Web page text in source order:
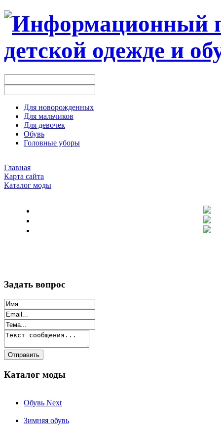
Для новорожденных
Для мальчиков
Для девочек
Обувь
Головные уборы
Главная
Карта сайта
Каталог моды
Задать вопрос
Каталог моды
Обувь Next
Зимняя обувь